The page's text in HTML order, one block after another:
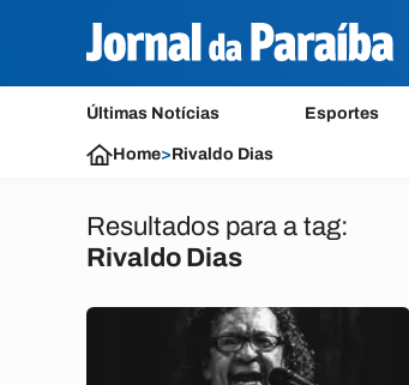
Últimas Notícias Esportes
Home>Rivaldo Dias
Resultados para a tag:
Rivaldo Dias